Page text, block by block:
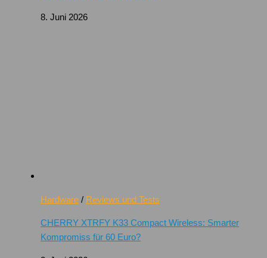
8. Juni 2026
Hardware / Reviews und Tests
CHERRY XTRFY K33 Compact Wireless: Smarter
Kompromiss für 60 Euro?